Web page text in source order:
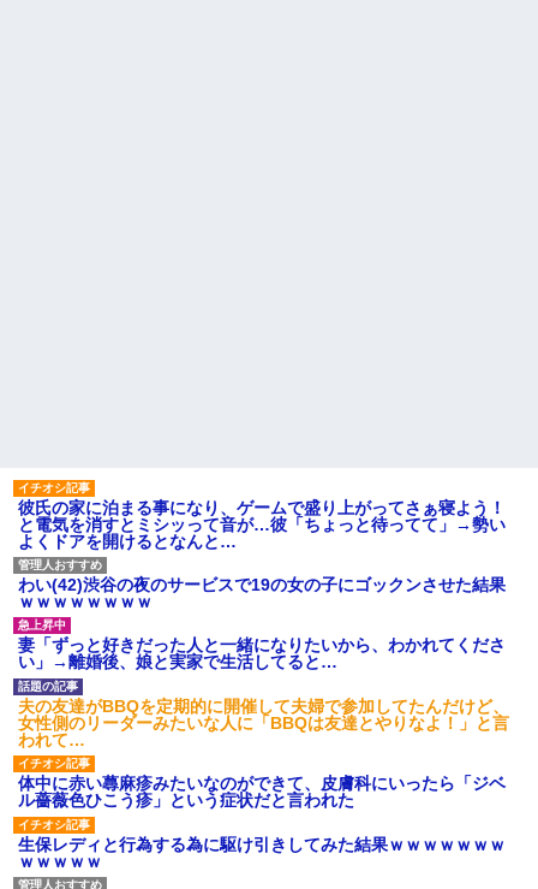
みようとしただけ☆』義兄「泥
は出てけ！二度と来るな！」結
果・・・
私「初めて飲む味だけどなん
のお茶？」彼「ちっ！」私「」
【GIF】JSのカンチョーワロ
タ
後続車にクラクションを鳴ら
され彼氏が逆切れ。「何クラク
ション鳴らしてんだ！降りてこ
いよ！」と怒鳴りだし...
【衝撃】報酬100万円超の治験
募集がこちらｗｗｗｗｗ(※画像
あり)
【ネット騒然】惨殺されたタ
ワマン頂き女子のこの動画、す
げえええええｗｗｗｗｗｗｗｗ
ｗｗｗ
【愕然】白のクラウン俺氏、
高速道路左車線を制限速度で走
った結果wwwwwwwwwwww
彼氏の家に泊まる事になり、ゲームで盛り上がってさぁ寝よう！
と電気を消すとミシッって音が…彼「ちょっと待ってて」→勢い
よくドアを開けるとなんと…
わい(42)渋谷の夜のサービスで19の女の子にゴックンさせた結果
ｗｗｗｗｗｗｗｗ
妻「ずっと好きだった人と一緒になりたいから、わかれてくださ
い」→離婚後、娘と実家で生活してると…
夫の友達がBBQを定期的に開催して夫婦で参加してたんだけど、
女性側のリーダーみたいな人に「BBQは友達とやりなよ！」と言
われて…
体中に赤い蕁麻疹みたいなのができて、皮膚科にいったら「ジベ
ル薔薇色ひこう疹」という症状だと言われた
生保レディと行為する為に駆け引きしてみた結果ｗｗｗｗｗｗｗ
ｗｗｗｗｗ